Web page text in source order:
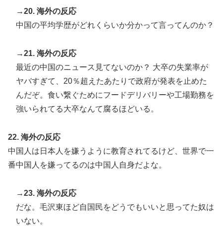
→20. 海外の反応
中国の平均学歴がどれくらいか分かって言ってんのか？
→21. 海外の反応
最近の中国のニュース見てないのか？ 大卒の失業率が
ヤバすぎて、20％超えたあたりで政府が発表を止めた
んだぞ。食い繋ぐためにフードデリバリーや工場勤務を
強いられてる大卒なんて腐るほどいる。
22. 海外の反応
中国人は日本人を嫌うように教育されてるけど、世界で一
番中国人を嫌ってるのは中国人自身だよな。
→23. 海外の反応
だな。毛沢東ほど自国民をどうでもいいと思ってた奴は
いない。